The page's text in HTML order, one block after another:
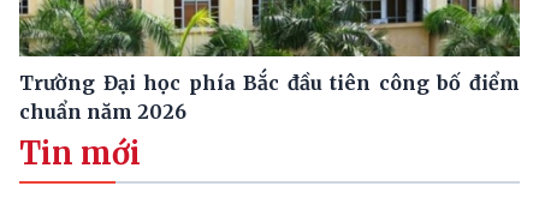
Trường Đại học phía Bắc đầu tiên công bố điểm
chuẩn năm 2026
Tin mới